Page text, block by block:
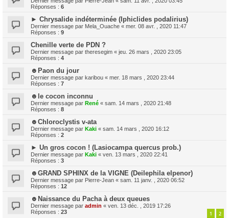
Réponses : 6
► Chrysalide indéterminée (Iphiclides podalirius)
Dernier message par Mela_Ouache « mer. 08 avr. , 2020 11:47
Réponses : 9
Chenille verte de PDN ?
Dernier message par theresegim « jeu. 26 mars , 2020 23:05
Réponses : 4
☻Paon du jour
Dernier message par karibou « mer. 18 mars , 2020 23:44
Réponses : 7
☻le cocon inconnu
Dernier message par René « sam. 14 mars , 2020 21:48
Réponses : 8
☻Chloroclystis v-ata
Dernier message par Kaki « sam. 14 mars , 2020 16:12
Réponses : 2
► Un gros cocon ! (Lasiocampa quercus prob.)
Dernier message par Kaki « ven. 13 mars , 2020 22:41
Réponses : 3
☻GRAND SPHINX de la VIGNE (Deilephila elpenor)
Dernier message par Pierre-Jean « sam. 11 janv. , 2020 06:52
Réponses : 12
☻Naissance du Pacha à deux queues
Dernier message par admin « ven. 13 déc. , 2019 17:26
Réponses : 23 1 2